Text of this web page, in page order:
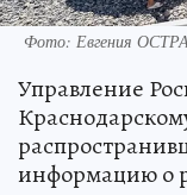
Фото: Евгения
Управление
информацию о